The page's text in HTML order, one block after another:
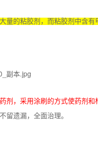
量的粘胶剂，而粘胶剂中含有
，采用涂刷的方式使药剂和
留遗漏，全面治理。